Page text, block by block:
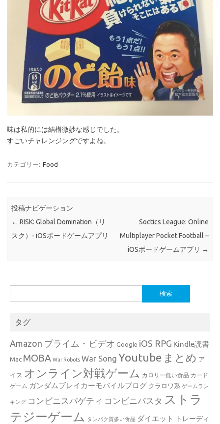
味は私的には結構微妙な感じでした。
すごいチャレンジングですよね。
カテゴリー: Food
投稿ナビゲーション
← RISK: Global Domination（リ
スク）- iOSボードゲームアプリ
Soctics League: Online
Multiplayer Pocket Football –
iOSボードゲームアプリ →
索:
タグ
Amazon プライム・ビデオ Google iOS RPG Kindle読書
Mac MOBA War Robots War Song Youtube まとめ ア
イス オンライン対戦ゲーム カロリー低い食品 カード
ゲーム ガンダムブレイカーモバイルブログ クラロワ系 ゲームラン
キング コンビニスパゲティ コンビニパスタ ストラ
テジーゲーム
タンパク質多い食品 ダイエット
トレーディ